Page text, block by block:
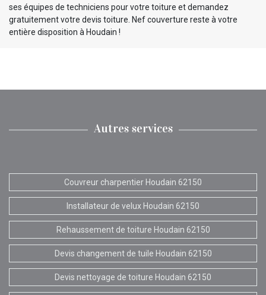
ses équipes de techniciens pour votre toiture et demandez
gratuitement votre devis toiture. Nef couverture reste à votre
entière disposition à Houdain !
Autres services
Couvreur charpentier Houdain 62150
Installateur de velux Houdain 62150
Rehaussement de toiture Houdain 62150
Devis changement de tuile Houdain 62150
Devis nettoyage de toiture Houdain 62150